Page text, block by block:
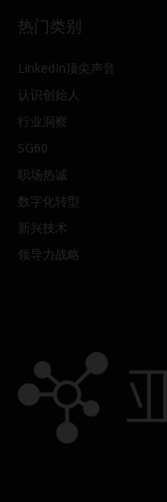
热门类别
LinkedIn顶尖声音
认识创始人
行业洞察
SG60
职场热诚
数字化转型
新兴技术
领导力战略